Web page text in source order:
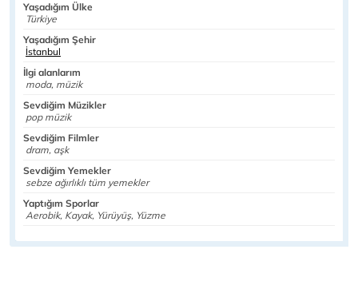
Yaşadığım Ülke
Türkiye
Yaşadığım Şehir
İstanbul
İlgi alanlarım
moda, müzik
Sevdiğim Müzikler
pop müzik
Sevdiğim Filmler
dram, aşk
Sevdiğim Yemekler
sebze ağırlıklı tüm yemekler
Yaptığım Sporlar
Aerobik, Kayak, Yürüyüş, Yüzme